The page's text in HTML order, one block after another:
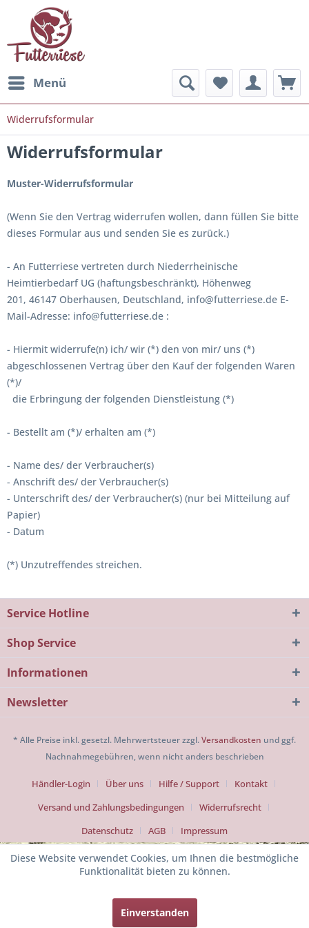
Menü
Widerrufsformular
Widerrufsformular
Muster-Widerrufsformular
(Wenn Sie den Vertrag widerrufen wollen, dann füllen Sie bitte
dieses Formular aus und senden Sie es zurück.)
- An Futterriese vertreten durch Niederrheinische
Heimtierbedarf UG (haftungsbeschränkt), Höhenweg
201, 46147 Oberhausen, Deutschland, info@futterriese.de E-
Mail-Adresse: info@futterriese.de :
- Hiermit widerrufe(n) ich/ wir (*) den von mir/ uns (*)
abgeschlossenen Vertrag über den Kauf der folgenden Waren
(*)/
die Erbringung der folgenden Dienstleistung (*)
- Bestellt am (*)/ erhalten am (*)
- Name des/ der Verbraucher(s)
- Anschrift des/ der Verbraucher(s)
- Unterschrift des/ der Verbraucher(s) (nur bei Mitteilung auf
Papier)
- Datum
(*) Unzutreffendes streichen.
Service Hotline
Shop Service
Informationen
Newsletter
* Alle Preise inkl. gesetzl. Mehrwertsteuer zzgl.Versandkosten und ggf.
Nachnahmegebühren, wenn nicht anders beschrieben
Händler-Login Über uns Hilfe / Support
Kontakt
Versand und Zahlungsbedingungen
Widerrufsrecht
Datenschutz
AGB Impressum
Diese Website verwendet Cookies, um Ihnen die bestmögliche
Funktionalität bieten zu können.
Einverstanden